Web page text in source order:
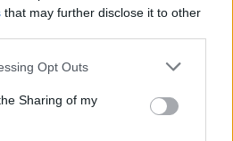
that may further disclose it to other
Opt Outs
Sharing of my
προσελκύει νέες επενδύσεις